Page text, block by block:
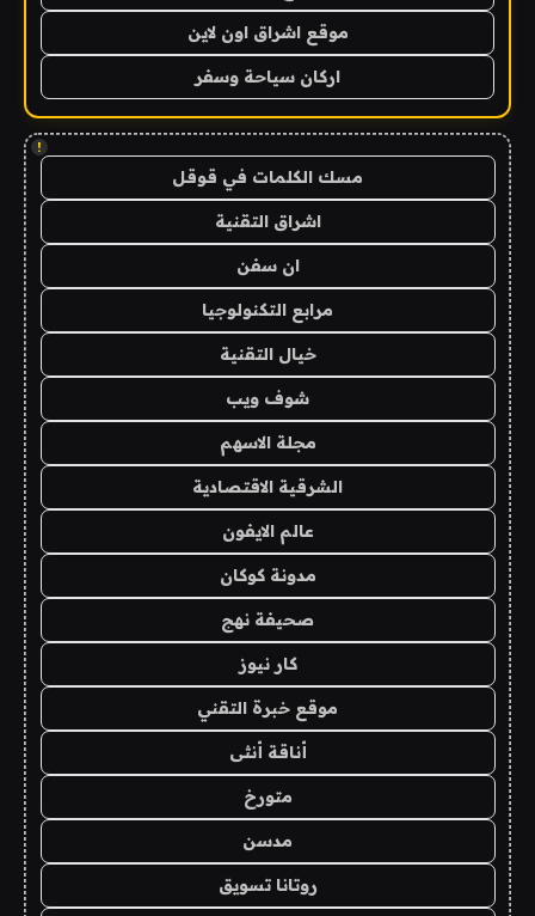
موقع اشراق اون لاين
اركان سياحة وسفر
!
مسك الكلمات في قوقل
اشراق التقنية
ان سفن
مرابع التكنولوجيا
خيال التقنية
شوف ويب
مجلة الاسهم
الشرقية الاقتصادية
عالم الايفون
مدونة كوكان
صحيفة نهج
كار نيوز
موقع خبرة التقني
أناقة أنثى
متورخ
مدسن
روتانا تسويق